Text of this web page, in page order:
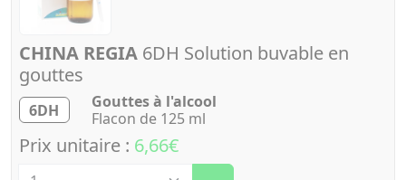
CHINA REGIA 6DH Solution buvable en
gouttes
6DH
Gouttes à l'alcool
Flacon de 125 ml
Prix unitaire : 6,66€